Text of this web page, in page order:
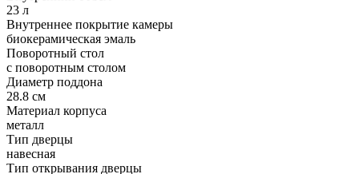
23 л
Внутреннее покрытие камеры
биокерамическая эмаль
Поворотный стол
с поворотным столом
Диаметр поддона
28.8 см
Материал корпуса
металл
Тип дверцы
навесная
Тип открывания дверцы